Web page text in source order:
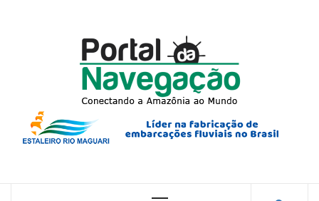
CONECTANDO A AMAZÔNIA COM O MUNDO.